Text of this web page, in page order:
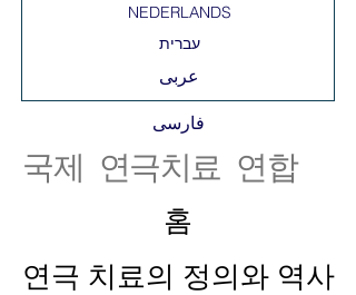
עברית‎
NEDERLANDS
عربى
فارسی
국제 연극치료 연합
홈
연극 치료의 정의와 역사